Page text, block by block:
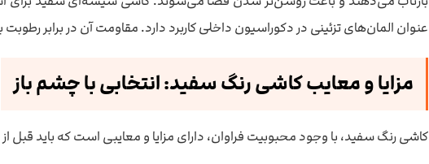
عنوان المان‌های تزئینی در دکوراسیون داخلی کاربرد دارد. مقاومت آن در برابر
مزایا و معایب کاشی رنگ سفید: انتخابی با چشم باز
کاشی رنگ سفید، با وجود محبوبیت فراوان، دارای مزایا و معایبی است که باید قبل